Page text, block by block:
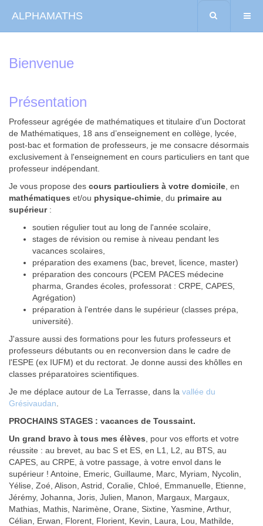
ALPHAMATHS
Bienvenue
Présentation
Professeur agrégée de mathématiques et titulaire d'un Doctorat
de Mathématiques, 18 ans d’enseignement en collège, lycée,
post-bac et formation de professeurs, je me consacre désormais
exclusivement à l'enseignement en cours particuliers en tant que
professeur indépendant.
Je vous propose des cours particuliers à votre domicile , en
mathématiques et/ou physique-chimie , du primaire au
supérieur:
soutien régulier tout au long de l'année scolaire,
stages de révision ou remise à niveau pendant les
vacances scolaires,
préparation des examens (bac, brevet, licence, master)
préparation des concours (PCEM PACES médecine
pharma, Grandes écoles, professorat : CRPE, CAPES,
Agrégation)
préparation à l'entrée dans le supérieur (classes prépa,
université).
J'assure aussi des formations pour les futurs professeurs et
professeurs débutants ou en reconversion dans le cadre de
l'ESPE (ex IUFM) et du rectorat. Je donne aussi des khôlles en
classes préparatoires scientifiques.
Je me déplace autour de La Terrasse, dans la vallée du
Grésivaudan
PROCHAINS STAGES : vacances de Toussaint.
Un grand bravo à tous mes élèves , pour vos efforts et votre
réussite : au brevet, au bac S et ES, en L1, L2, au BTS, au
CAPES, au CRPE, à votre passage, à votre envol dans le
supérieur ! Antoine, Emeric, Guillaume, Marc, Myriam, Nycolin,
Yélise, Zoé, Alison, Astrid, Coralie, Chloé, Emmanuelle, Etienne,
Jérémy, Johanna, Joris, Julien, Manon, Margaux, Margaux,
Mathias, Mathis, Narimène, Orane, Sixtine, Yasmine, Arthur,
Célian, Erwan, Florent, Florient, Kevin, Laura, Lou, Mathilde,